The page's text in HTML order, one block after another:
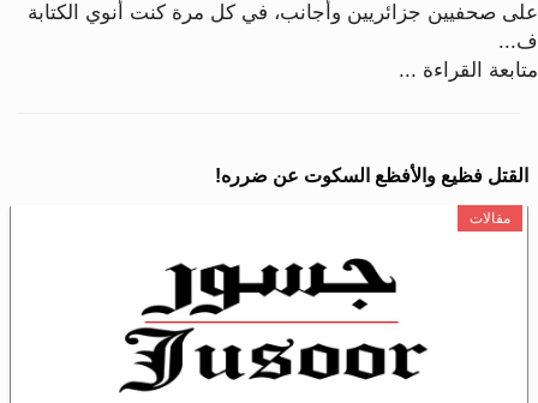
على صحفيين جزائريين وأجانب، في كل مرة كنت أنوي الكتابة
ف...
متابعة القراءة ...
القتل فظيع والأفظع السكوت عن ضرره!
مقالات